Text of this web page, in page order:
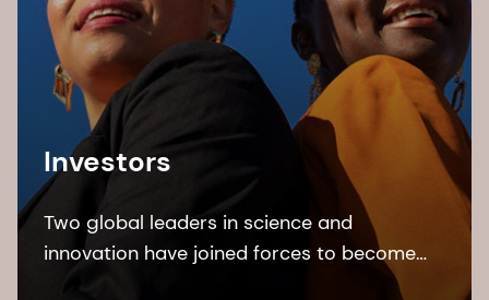
Investors
Two global leaders in science and
innovation have joined forces to become